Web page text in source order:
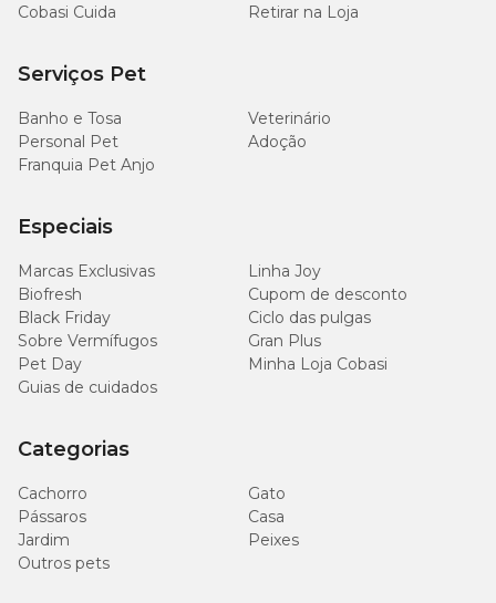
Cobasi Cuida
Retirar na Loja
Serviços Pet
Banho e Tosa
Veterinário
Personal Pet
Adoção
Franquia Pet Anjo
Especiais
Marcas Exclusivas
Linha Joy
Biofresh
Cupom de desconto
Black Friday
Ciclo das pulgas
Sobre Vermífugos
Gran Plus
Pet Day
Minha Loja Cobasi
Guias de cuidados
Categorias
Cachorro
Gato
Pássaros
Casa
Jardim
Peixes
Outros pets